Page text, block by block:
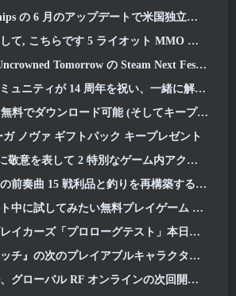
プデートで米国独立記念日を新しいナラティブ キャンペーンで祝う
こちらです 5 ライオット MMO に見たいもの
の Steam Next Fest デモを事前ダウンロードできます
が 14 周年を祝い、一緒に解決しなければならない謎を発表
でダウンロード可能 (そしてキープ) 期間限定
ノヴァ ギフトパック キープレゼント
して 2 特別なゲーム内アクティビティとタイトル付き
曲 15 戦利品と釣りを再構築するアップデート
中に試してみたい無料プレイゲーム 5 選
イカーズ「プロローグテスト」本日開始
プレイアブルキャラクターは過労のサイボーグ犯罪ボスになるようだ
ローバル RF オンラインの次回開始日を発表